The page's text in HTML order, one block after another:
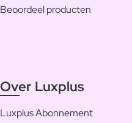
Beoordeel producten
Over Luxplus
Luxplus Abonnement